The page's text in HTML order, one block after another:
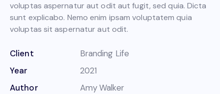
voluptas aspernatur aut odit aut fugit, sed quia. Dicta
sunt explicabo. Nemo enim ipsam voluptatem quia
voluptas sit aspernatur aut odit.
Client
Branding Life
Year
2021
Author
Amy Walker